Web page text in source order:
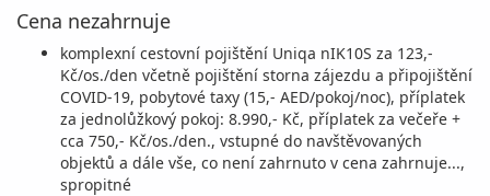
Cena nezahrnuje
komplexní cestovní pojištění Uniqa nIK10S za 123,-
Kč/os./den včetně pojištění storna zájezdu a připojištění
COVID-19, pobytové taxy (15,- AED/pokoj/noc), příplatek
za jednolůžkový pokoj: 8.990,- Kč, příplatek za večeře +
cca 750,- Kč/os./den., vstupné do navštěvovaných
objektů a dále vše, co není zahrnuto v cena zahrnuje...,
spropitné